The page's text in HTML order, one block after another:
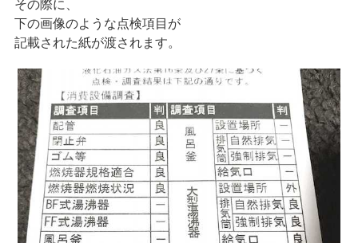
その際に、
下の画像のような点検項目が
記載された紙が渡されます。